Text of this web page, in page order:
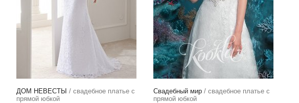
ДОМ НЕВЕСТЫ / свадебное платье с
прямой юбкой
Свадебный мир / свадебное платье с
прямой юбкой